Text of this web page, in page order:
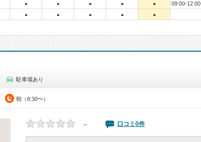
● ● ● ● ●
09:00-12:00
● ● ● ● ●
駐車場あり
朝（8:30〜）
－ 口コミ0件